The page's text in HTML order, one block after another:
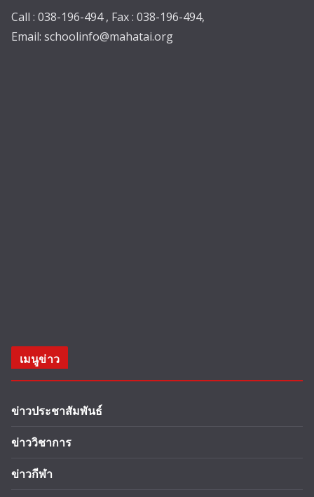
Call : 038-196-494 , Fax : 038-196-494,
Email: schoolinfo@mahatai.org
เมนูข่าว
ข่าวประชาสัมพันธ์
ข่าววิชาการ
ข่าวกีฬา